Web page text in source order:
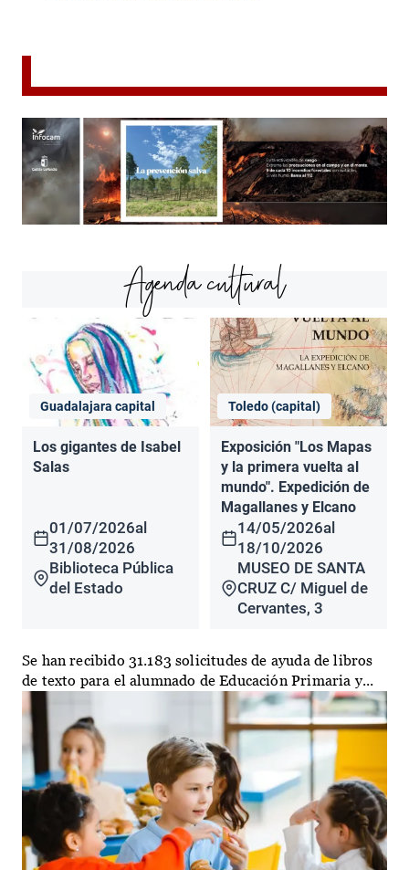
Agenda cultural
Guadalajara capital
Los gigantes de Isabel
Salas
01/07/2026al
31/08/2026
Biblioteca Pública
del Estado
Toledo (capital)
Exposición "Los Mapas
y la primera vuelta al
mundo". Expedición de
Magallanes y Elcano
14/05/2026al
18/10/2026
MUSEO DE SANTA
CRUZ C/ Miguel de
Cervantes, 3
Se han recibido 31.183 solicitudes de ayuda de libros
de texto para el alumnado de Educación Primaria y...